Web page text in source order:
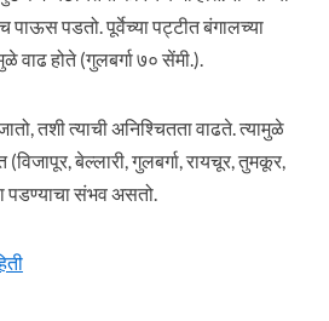
पाऊस पडतो. पूर्वेच्या पट्टीत बंगालच्या
वाढ होते (गुलबर्गा ७० सेंमी.).
तशी त्याची अनिश्चितता वाढते. त्यामुळे
(विजापूर, बेल्लारी, गुलबर्गा, रायचूर, तुमकूर,
पडण्याचा संभव असतो.